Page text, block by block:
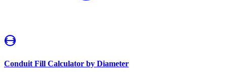
Conduit Fill Calculator by Diameter